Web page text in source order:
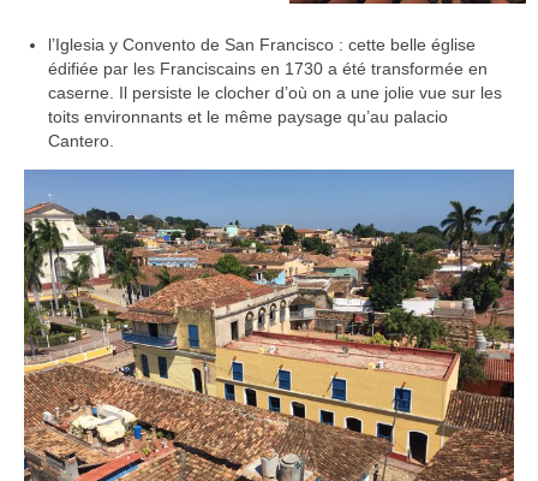
l’Iglesia y Convento de San Francisco : cette belle église
édifiée par les Franciscains en 1730 a été transformée en
caserne. Il persiste le clocher d’où on a une jolie vue sur les
toits environnants et le même paysage qu’au palacio
Cantero.